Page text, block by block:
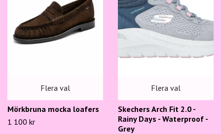
Flera val
Mörkbruna mocka loafers
1 100 kr
Flera val
Skechers Arch Fit 2.0 -
Rainy Days - Waterproof -
Grey